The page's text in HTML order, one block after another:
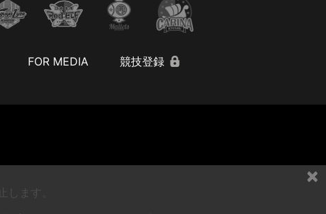
FOR MEDIA 競技登録
ます。
×